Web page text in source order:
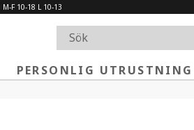
M-F 10-18 L 10-13
PERSONLIG UTRUSTNING